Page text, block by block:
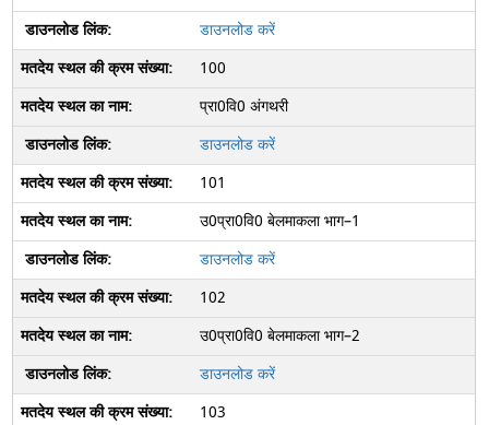
डाउनलोड करें
100
प्रा0वि0 अंगथरी
डाउनलोड करें
101
उ0प्रा0वि0 बेलमाकला भाग–1
डाउनलोड करें
102
उ0प्रा0वि0 बेलमाकला भाग–2
डाउनलोड करें
103